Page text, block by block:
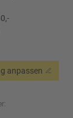
anpassen